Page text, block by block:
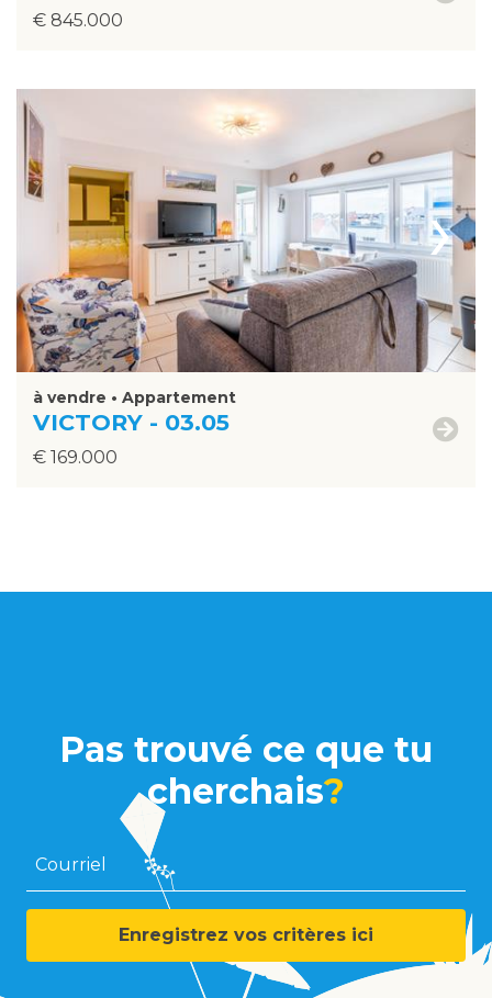
€ 845.000
›
à vendre • Appartement
VICTORY - 03.05
€ 169.000
Pas trouvé ce que tu
cherchais?
Courriel
Enregistrez vos critères ici